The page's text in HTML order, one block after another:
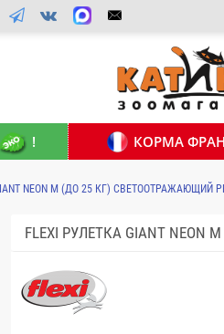
! КОРМА
NEON M (ДО 25 КГ) СВЕТООТРАЖАЮЩИЙ
FLEXI РУЛЕТКА GIANT